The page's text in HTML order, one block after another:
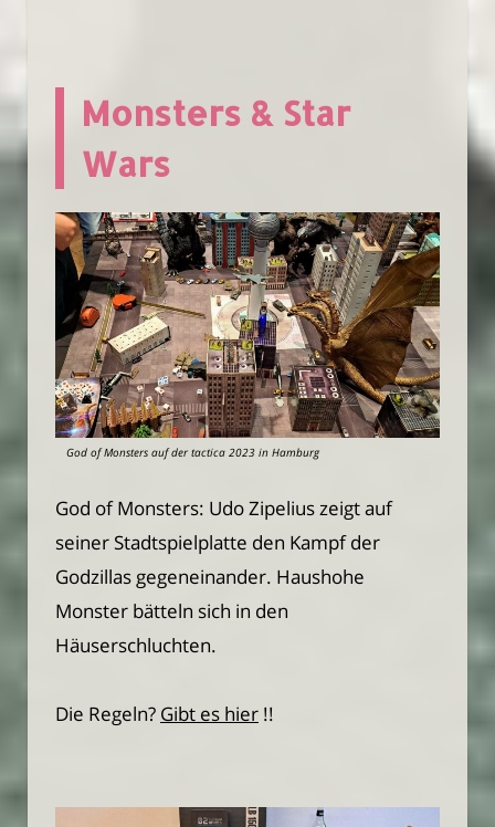
Monsters & Star
Wars
God of Monsters auf der tactica 2023 in Hamburg
God of Monsters: Udo Zipelius zeigt auf
seiner Stadtspielplatte den Kampf der
Godzillas gegeneinander. Haushohe
Monster bätteln sich in den
Häuserschluchten.
Die Regeln? Gibt es hier !!